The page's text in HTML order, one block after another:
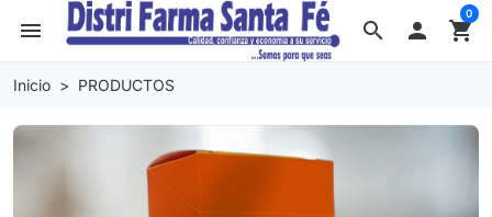
search
menu  shopping_cart
0
Inicio PRODUCTOS